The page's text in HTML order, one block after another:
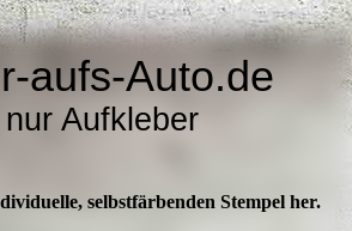
aufs-Auto.de
Aufkleber
selbstfärbenden Stempel her.